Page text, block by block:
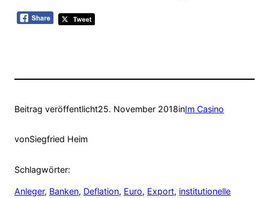
Beitrag veröffentlicht25. November 2018inIm Casino
vonSiegfried Heim
Schlagwörter:
Anleger, Banken, Deflation, Euro, Export, institutionelle